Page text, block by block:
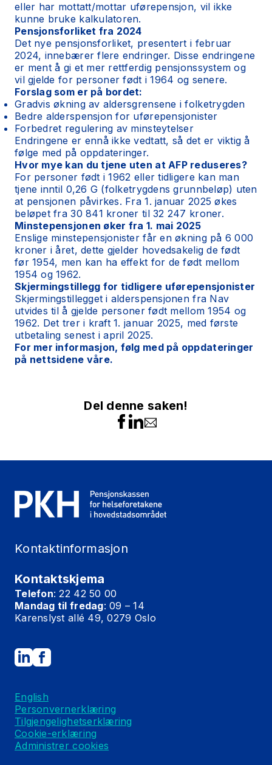
eller har mottatt/mottar uførepensjon, vil ikke
kunne bruke kalkulatoren.
Pensjonsforliket fra 2024
Det nye pensjonsforliket, presentert i februar
2024, innebærer flere endringer. Disse endringene
er ment å gi et mer rettferdig pensjonssystem og
vil gjelde for personer født i 1964 og senere.
Forslag som er på bordet:
Gradvis økning av aldersgrensene i folketrygden
Bedre alderspensjon for uførepensjonister
Forbedret regulering av minsteytelser
Endringene er ennå ikke vedtatt, så det er viktig å
følge med på oppdateringer.
Hvor mye kan du tjene uten at AFP reduseres?
For personer født i 1962 eller tidligere kan man
tjene inntil 0,26 G (folketrygdens grunnbeløp) uten
at pensjonen påvirkes. Fra 1. januar 2025 økes
beløpet fra 30 841 kroner til 32 247 kroner.
Minstepensjonen øker fra 1. mai 2025
Enslige minstepensjonister får en økning på 6 000
kroner i året, dette gjelder hovedsakelig de født
før 1954, men kan ha effekt for de født mellom
1954 og 1962.
Skjermingstillegg for tidligere uførepensjonister
Skjermingstillegget i alderspensjonen fra Nav
utvides til å gjelde personer født mellom 1954 og
1962. Det trer i kraft 1. januar 2025, med første
utbetaling senest i april 2025.
For mer informasjon, følg med på oppdateringer
på nettsidene våre.
Del denne saken!
Kontaktinformasjon
Kontaktskjema
Telefon: 22 42 50 00
Mandag til fredag: 09 – 14
Karenslyst allé 49, 0279 Oslo
English
Personvernerklæring
Tilgjengelighetserklæring
Cookie-erklæring
Administrer cookies